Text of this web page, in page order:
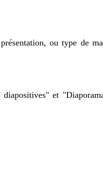
ou type de
et